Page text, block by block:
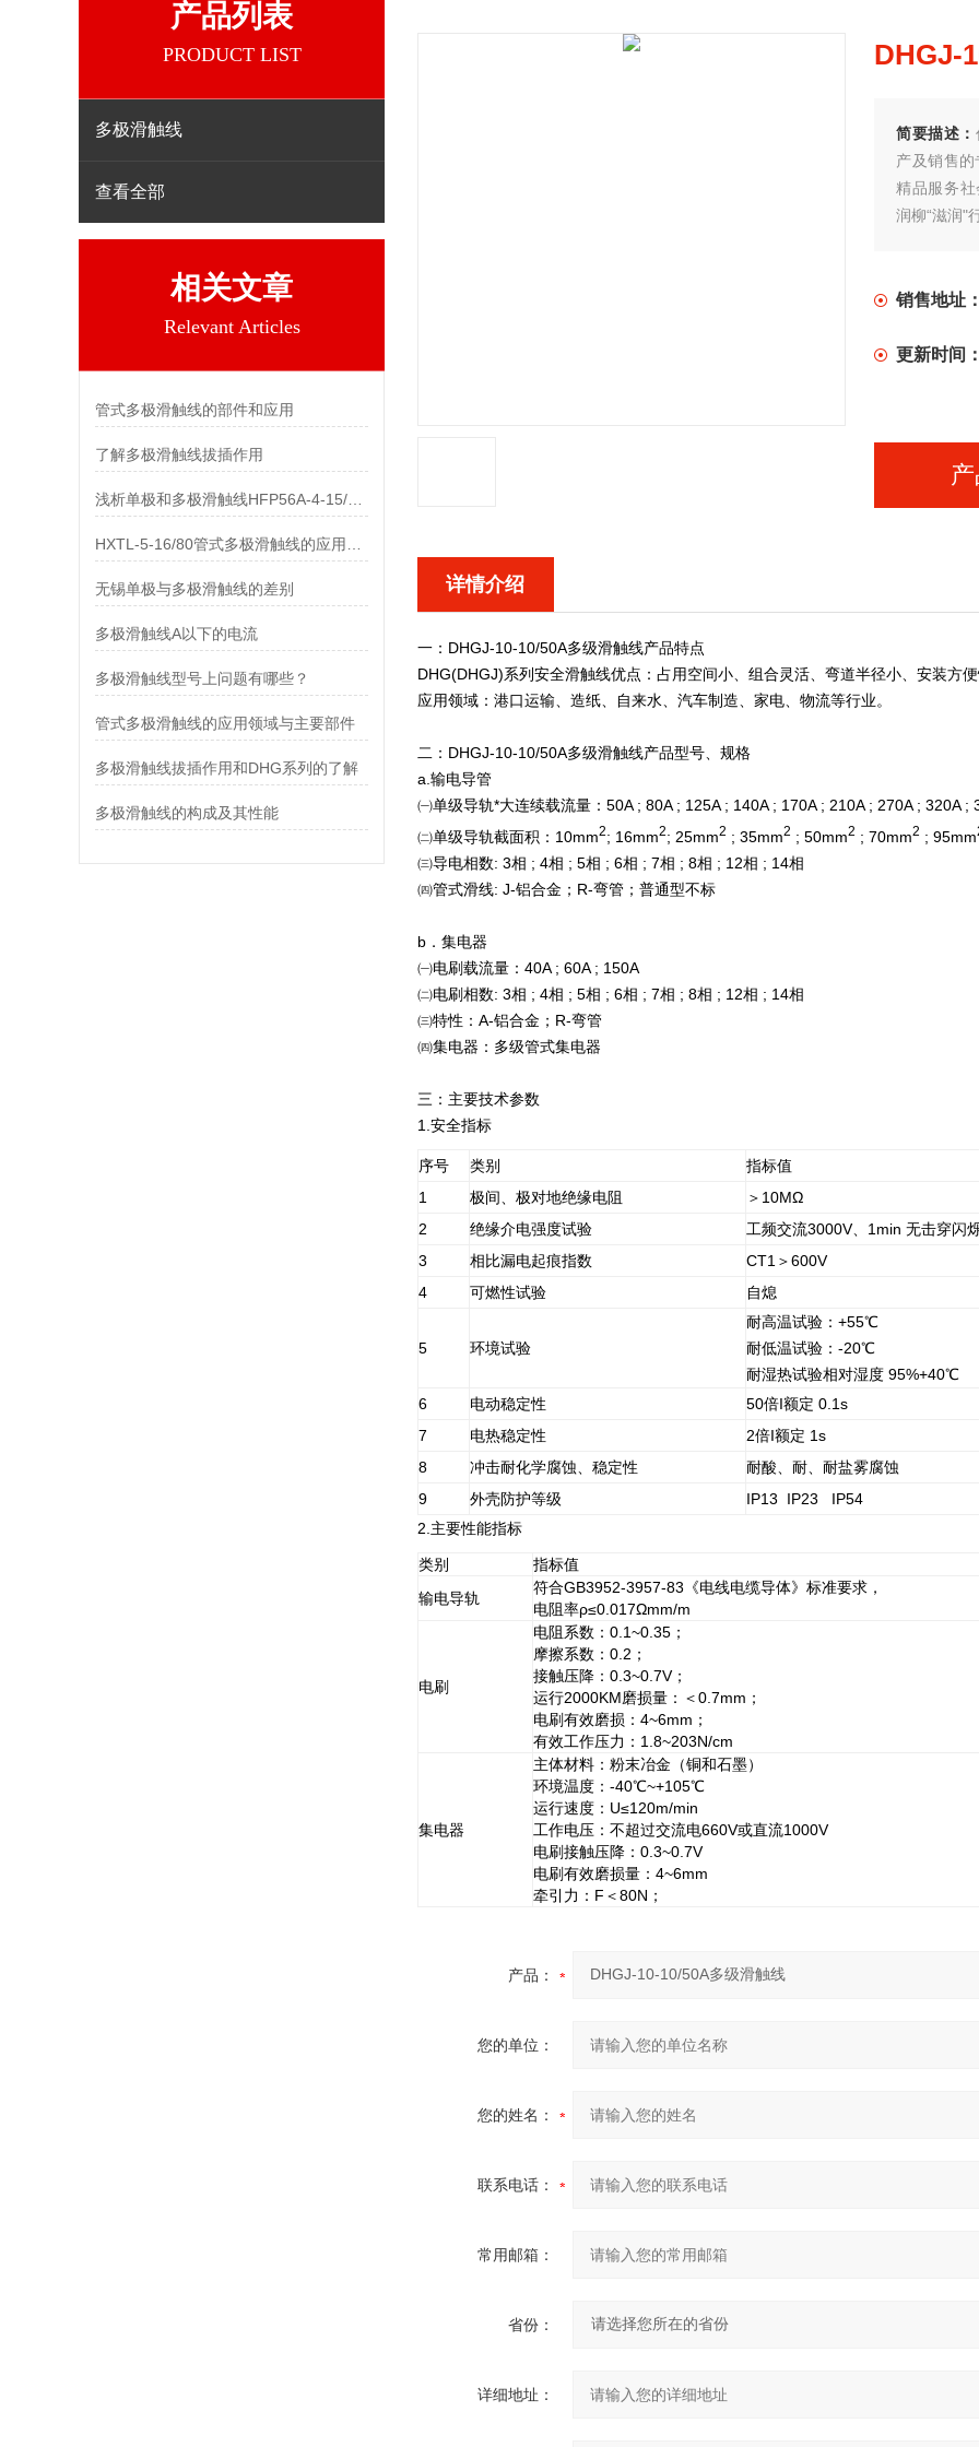
产品列表
PRODUCT LIST
多极滑触线
查看全部
相关文章
Relevant Articles
管式多极滑触线的部件和应用
了解多极滑触线拔插作用
浅析单极和多极滑触线HFP56A-4-15/80的差异
无锡单极与多极滑触线的差别
多极滑触线A以下的电流
多极滑触线型号上问题有哪些？
管式多极滑触线的应用领域与主要部件
多极滑触线拔插作用和DHG系列的了解
多极滑触线的构成及其性能
DHGJ-
简要描述：
产及销售
精品服务
润柳“滋润"
销售地址：
更新时间：
详情介绍
一： DHGJ-10-10/50A多级滑触线产品特点
DHG(DHGJ)系列安全滑触线优点：占用空间小、组合灵活、弯道半径小、安装方便
应用领域：港口运输、造纸、自来水、汽车制造、家电、物流等行业。
二： DHGJ-10-10/50A多级滑触线产品型号、规格
a.输电导管
㈠单级导轨*大连续载流量：50A ; 80A ; 125A ; 140A ; 170A ; 210A ; 270A ; 320A ;
㈡单级导轨截面积：10mm2; 16mm2; 25mm2 ; 35mm2 ; 50mm2 ; 70mm2 ; 95mm
㈢导电相数: 3相 ; 4相 ; 5相 ; 6相 ; 7相 ; 8相 ; 12相 ; 14相
㈣管式滑线: J-铝合金；R-弯管；普通型不标
b．集电器
㈠电刷载流量：40A ; 60A ; 150A
㈡电刷相数: 3相 ; 4相 ; 5相 ; 6相 ; 7相 ; 8相 ; 12相 ; 14相
㈢特性：A-铝合金；R-弯管
㈣集电器：多级管式集电器
三：主要技术参数
1.安全指标
序号 类别
指标值
1
极间、极对地绝缘电阻
＞10MΩ
2
绝缘介电强度试验
工频交流3000V、1min 无击穿闪
3
相比漏电起痕指数
CT1＞600V
4
可燃性试验 自熄
5 环境试验
耐高温试验：+55℃
耐低温试验：-20℃
耐湿热试验相对湿度 95%+40℃
6
电动稳定性
50倍I额定 0.1s
7
电热稳定性
2倍I额定 1s
8
冲击耐化学腐蚀、稳定性
耐酸、耐、耐盐雾腐蚀
9
外壳防护等级
IP13 IP23 IP54
2.主要性能指标
类别
指标值
输电导轨
符合GB3952-3957-83《电线电缆导体》标准要求，
电阻率ρ≤0.017Ωmm/m
电刷
电阻系数：0.1~0.35；
摩擦系数：0.2；
接触压降：0.3~0.7V；
运行2000KM磨损量：＜0.7mm；
电刷有效磨损：4~6mm；
有效工作压力：1.8~203N/cm
集电器
主体材料：粉末冶金（铜和石墨）
环境温度：-40℃~+105℃
运行速度：U≤120m/min
工作电压：不超过交流电660V或直流1000V
电刷接触压降：0.3~0.7V
电刷有效磨损量：4~6mm
牵引力：F＜80N；
产品：
您的单位：
您的姓名：
联系电话：
常用邮箱：
省份：
详细地址：